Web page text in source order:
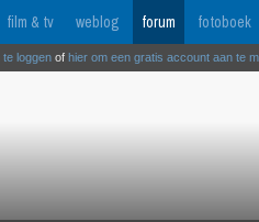
film & tv weblog forum fotoboek
te loggen of hier om een gratis account aan te